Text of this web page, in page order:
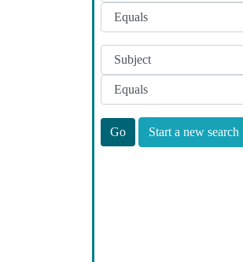
Start a new search